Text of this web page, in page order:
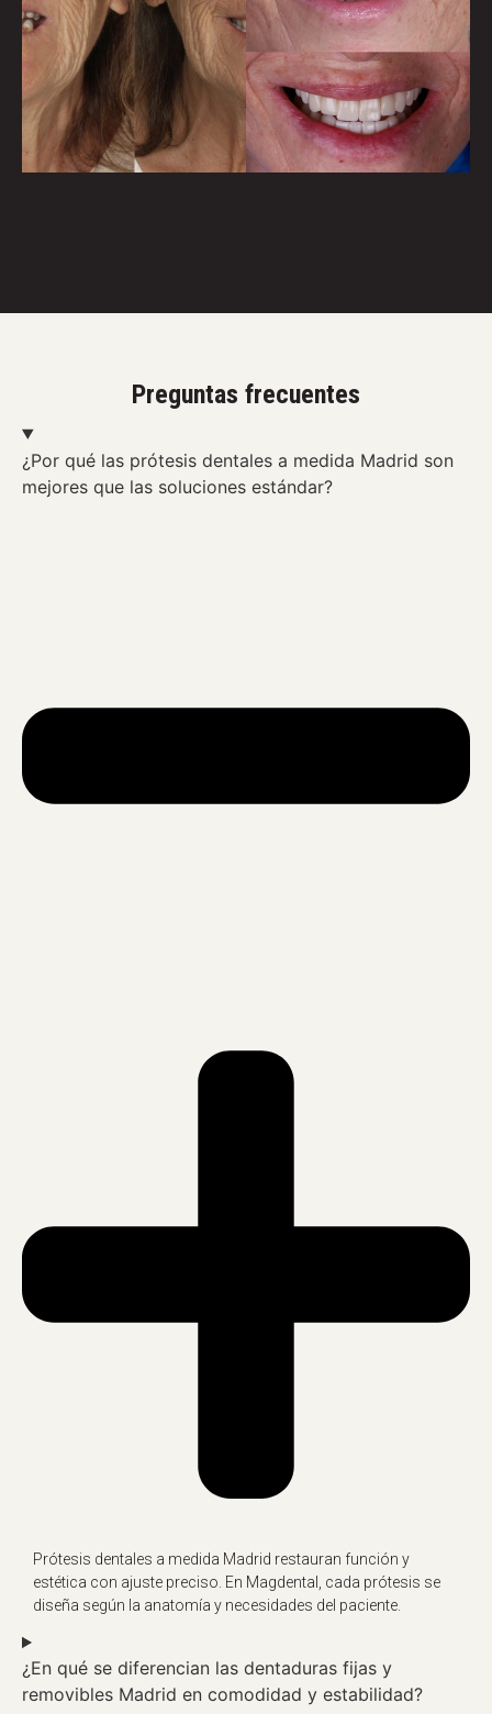
Preguntas frecuentes
¿Por qué las prótesis dentales a medida Madrid son
mejores que las soluciones estándar?
Prótesis dentales a medida Madrid restauran función y
estética con ajuste preciso. En Magdental, cada prótesis se
diseña según la anatomía y necesidades del paciente.
¿En qué se diferencian las dentaduras fijas y
removibles Madrid en comodidad y estabilidad?